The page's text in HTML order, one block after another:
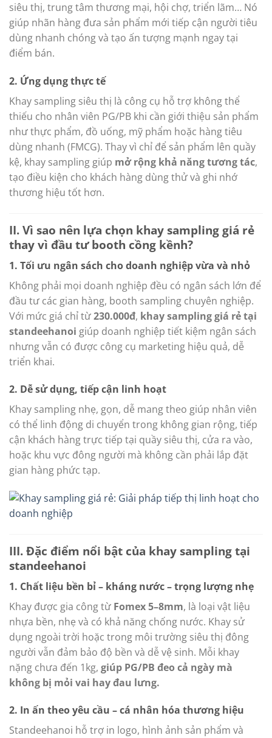
siêu thị, trung tâm thương mại, hội chợ, triển lãm… Nó
giúp nhãn hàng đưa sản phẩm mới tiếp cận người tiêu
dùng nhanh chóng và tạo ấn tượng mạnh ngay tại
điểm bán.
2. Ứng dụng thực tế
Khay sampling siêu thị là công cụ hỗ trợ không thể
thiếu cho nhân viên PG/PB khi cần giới thiệu sản phẩm
như thực phẩm, đồ uống, mỹ phẩm hoặc hàng tiêu
dùng nhanh (FMCG). Thay vì chỉ để sản phẩm lên quầy
kệ, khay sampling giúp mở rộng khả năng tương tác,
tạo điều kiện cho khách hàng dùng thử và ghi nhớ
thương hiệu tốt hơn.
II. Vì sao nên lựa chọn khay sampling giá rẻ
thay vì đầu tư booth cồng kềnh?
1. Tối ưu ngân sách cho doanh nghiệp vừa và nhỏ
Không phải mọi doanh nghiệp đều có ngân sách lớn để
đầu tư các gian hàng, booth sampling chuyên nghiệp.
Với mức giá chỉ từ230.000đ, khay sampling giá rẻ tại
standeehanoi giúp doanh nghiệp tiết kiệm ngân sách
nhưng vẫn có được công cụ marketing hiệu quả, dễ
triển khai.
2. Dễ sử dụng, tiếp cận linh hoạt
Khay sampling nhẹ, gọn, dễ mang theo giúp nhân viên
có thể linh động di chuyển trong không gian rộng, tiếp
cận khách hàng trực tiếp tại quầy siêu thị, cửa ra vào,
hoặc khu vực đông người mà không cần phải lắp đặt
gian hàng phức tạp.
III. Đặc điểm nổi bật của khay sampling tại
standeehanoi
1. Chất liệu bền bỉ – kháng nước – trọng lượng nhẹ
Khay được gia công từ Fomex 5–8mm, là loại vật liệu
nhựa bền, nhẹ và có khả năng chống nước. Khay sử
dụng ngoài trời hoặc trong môi trường siêu thị đông
người vẫn đảm bảo độ bền và dễ vệ sinh. Mỗi khay
nặng chưa đến 1kg, giúp PG/PB đeo cả ngày mà
không bị mỏi vai hay đau lưng.
2. In ấn theo yêu cầu – cá nhân hóa thương hiệu
Standeehanoi hỗ trợ in logo, hình ảnh sản phẩm và